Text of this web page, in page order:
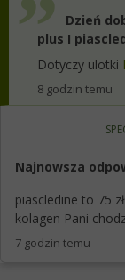
Dzień
plus I
Dotyczy ulotki
8 godzin temu
Najnowsza
piascledine to 75
kolagen Pani
7 godzin temu